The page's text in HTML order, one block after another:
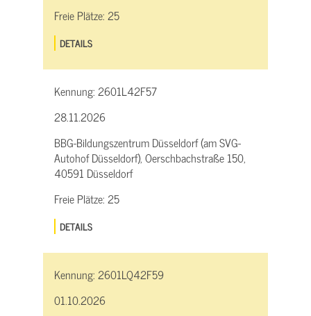
Freie Plätze:25
DETAILS
Kennung:2601L42F57
28.11.2026
BBG-Bildungszentrum Düsseldorf (am SVG-
Autohof Düsseldorf), Oerschbachstraße 150,
40591 Düsseldorf
Freie Plätze:25
DETAILS
Kennung:2601LQ42F59
01.10.2026